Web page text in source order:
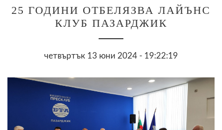
25 ГОДИНИ ОТБЕЛЯЗВА ЛАЙЪНС
КЛУБ ПАЗАРДЖИК
четвъртък 13 юни 2024 - 19:22:19